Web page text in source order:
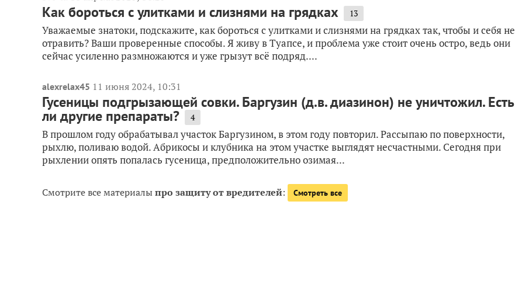
Как бороться с улитками и слизнями на грядках 13
Уважаемые знатоки, подскажите, как бороться с улитками и слизнями на грядках так, чтобы и себя не
отравить? Ваши проверенные способы. Я живу в Туапсе, и проблема уже стоит очень остро, ведь они
сейчас усиленно размножаются и уже грызут всё подряд....
alexrelax45 11 июня 2024, 10:31
Гусеницы подгрызающей совки. Баргузин (д.в. диазинон) не уничтожил. Есть
ли другие препараты? 4
В прошлом году обрабатывал участок Баргузином, в этом году повторил. Рассыпаю по поверхности,
рыхлю, поливаю водой. Абрикосы и клубника на этом участке выглядят несчастными. Сегодня при
рыхлении опять попалась гусеница, предположительно озимая...
Смотрите все материалыпро защиту от вредителей: Смотреть все